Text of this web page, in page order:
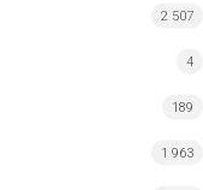
2 507
4
189
1 963